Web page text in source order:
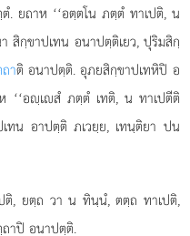
. ยถาห ‘‘อตฺตโน ภตฺตํ ทาเปติ, น
สิกฺขาปเทน อนาปตฺติเยว, ปุริมสิกฺ
าติ อนาปตฺติ. อุภยสิกฺขาปเทหิปิ อ
‘‘อฺเสํ ภตฺตํ เทติ, น ทาเปตีติ
ทน อาปตฺติ ภเวยฺย, เทนฺติยา ปน
, ยตฺถ วา น ทินฺนํ, ตตฺถ ทาเปติ,
าปิ อนาปตฺติ.